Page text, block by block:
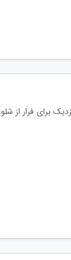
برای فرار از